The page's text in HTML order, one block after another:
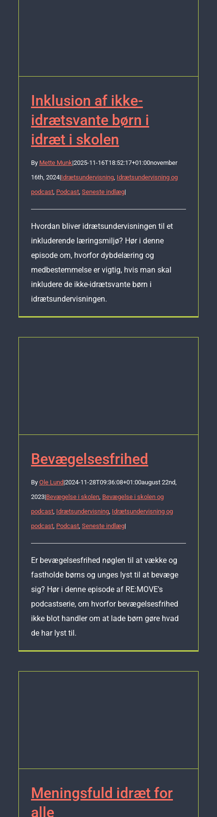
Inklusion af ikke-
idrætsvante børn i
idræt i skolen
By Mette Munk|2025-11-16T18:52:17+01:00november
16th, 2024|Idrætsundervisning, Idrætsundervisning og
podcast, Podcast, Seneste indlæg|
Hvordan bliver idrætsundervisningen til et
inkluderende læringsmiljø? Hør i denne
episode om, hvorfor dybdelæring og
medbestemmelse er vigtig, hvis man skal
inkludere de ikke-idrætsvante børn i
idrætsundervisningen.
Bevægelsesfrihed
By Ole Lund|2024-11-28T09:36:08+01:00august 22nd,
2023|Bevægelse i skolen, Bevægelse i skolen og
podcast, Idrætsundervisning, Idrætsundervisning og
podcast, Podcast, Seneste indlæg|
Er bevægelsesfrihed nøglen til at vække og
fastholde børns og unges lyst til at bevæge
sig? Hør i denne episode af RE:MOVE's
podcastserie, om hvorfor bevægelsesfrihed
ikke blot handler om at lade børn gøre hvad
de har lyst til.
Meningsfuld idræt for
alle